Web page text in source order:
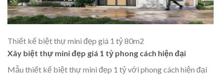
Thiết kế biệt thự mini đẹp giá 1 tỷ 80m2
Xây biệt thự mini đẹp giá 1 tỷ phong cách hiện đại
Mẫu thiết kế biệt thự mini đẹp 1 tỷ với phong cách hiện đại